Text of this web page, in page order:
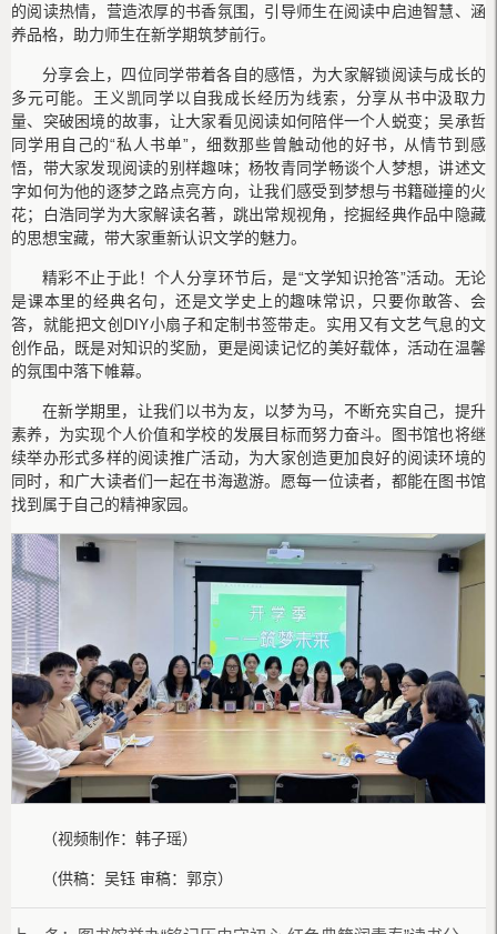
的阅读热情，营造浓厚的书香氛围，引导师生在阅读中启迪智慧、涵
养品格，助力师生在新学期筑梦前行。
分享会上，四位同学带着各自的感悟，为大家解锁阅读与成长的
多元可能。王义凯同学以自我成长经历为线索，分享从书中汲取力
量、突破困境的故事，让大家看见阅读如何陪伴一个人蜕变；吴承哲
同学用自己的“私人书单”，细数那些曾触动他的好书，从情节到感
悟，带大家发现阅读的别样趣味；杨牧青同学畅谈个人梦想，讲述文
字如何为他的逐梦之路点亮方向，让我们感受到梦想与书籍碰撞的火
花；白浩同学为大家解读名著，跳出常规视角，挖掘经典作品中隐藏
的思想宝藏，带大家重新认识文学的魅力。
精彩不止于此！个人分享环节后，是“文学知识抢答”活动。无论
是课本里的经典名句，还是文学史上的趣味常识，只要你敢答、会
答，就能把文创DIY小扇子和定制书签带走。实用又有文艺气息的文
创作品，既是对知识的奖励，更是阅读记忆的美好载体，活动在温馨
的氛围中落下帷幕。
在新学期里，让我们以书为友，以梦为马，不断充实自己，提升
素养，为实现个人价值和学校的发展目标而努力奋斗。图书馆也将继
续举办形式多样的阅读推广活动，为大家创造更加良好的阅读环境的
同时，和广大读者们一起在书海遨游。愿每一位读者，都能在图书馆
找到属于自己的精神家园。
（视频制作：韩子瑶）
（供稿：吴钰 审稿：郭京）